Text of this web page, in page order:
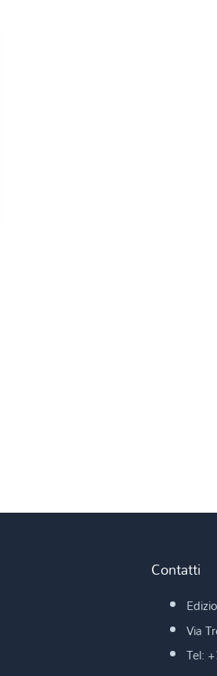
Contatti
Via
Tel: